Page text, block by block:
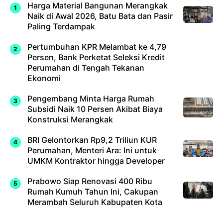
Harga Material Bangunan Merangkak
Naik di Awal 2026, Batu Bata dan Pasir
Paling Terdampak
Pertumbuhan KPR Melambat ke 4,79
Persen, Bank Perketat Seleksi Kredit
Perumahan di Tengah Tekanan
Ekonomi
Pengembang Minta Harga Rumah
Subsidi Naik 10 Persen Akibat Biaya
Konstruksi Merangkak
BRI Gelontorkan Rp9,2 Triliun KUR
Perumahan, Menteri Ara: Ini untuk
UMKM Kontraktor hingga Developer
Prabowo Siap Renovasi 400 Ribu
Rumah Kumuh Tahun Ini, Cakupan
Merambah Seluruh Kabupaten Kota